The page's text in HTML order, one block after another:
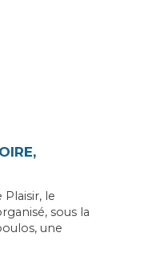
le
sous la
une